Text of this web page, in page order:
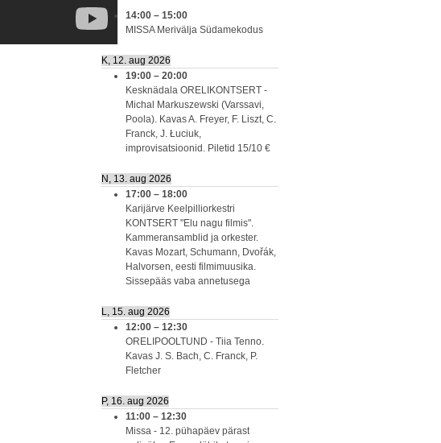
14:00 – 15:00
MISSA Merivälja Südamekodus
K, 12. aug 2026
19:00 – 20:00
Kesknädala ORELIKONTSERT -
Michal Markuszewski (Varssavi,
Poola). Kavas A. Freyer, F. Liszt, C.
Franck, J. Łuciuk,
improvisatsioonid. Piletid 15/10 €
N, 13. aug 2026
17:00 – 18:00
Karijärve Keelpilliorkestri
KONTSERT "Elu nagu filmis".
Kammeransamblid ja orkester.
Kavas Mozart, Schumann, Dvořák,
Halvorsen, eesti filmimuusika.
Sissepääs vaba annetusega
L, 15. aug 2026
12:00 – 12:30
ORELIPOOLTUND - Tiia Tenno.
Kavas J. S. Bach, C. Franck, P.
Fletcher
P, 16. aug 2026
11:00 – 12:30
Missa - 12. pühapäev pärast